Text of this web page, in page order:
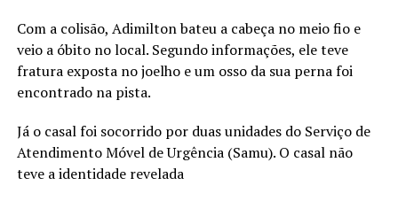
Com a colisão, Adimilton bateu a cabeça no meio fio e
veio a óbito no local. Segundo informações, ele teve
fratura exposta no joelho e um osso da sua perna foi
encontrado na pista.
Já o casal foi socorrido por duas unidades do Serviço de
Atendimento Móvel de Urgência (Samu). O casal não
teve a identidade revelada